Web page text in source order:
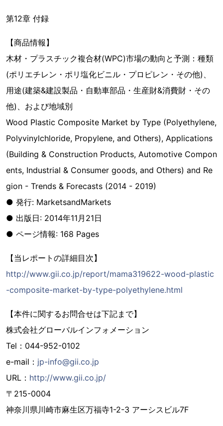
第12章 付録
【商品情報】
木材・プラスチック複合材(WPC)市場の動向と予測：種類
(ポリエチレン・ポリ塩化ビニル・プロピレン・その他)、
用途(建築&建設製品・自動車部品・生産財&消費財・その
他)、および地域別
Wood Plastic Composite Market by Type (Polyethylene,
Polyvinylchloride, Propylene, and Others), Applications
(Building & Construction Products, Automotive Compon
ents, Industrial & Consumer goods, and Others) and Re
gion - Trends & Forecasts (2014 - 2019)
● 発行: MarketsandMarkets
● 出版日: 2014年11月21日
● ページ情報: 168 Pages
【当レポートの詳細目次】
http://www.gii.co.jp/report/mama319622-wood-plastic
-composite-market-by-type-polyethylene.html
【本件に関するお問合せは下記まで】
株式会社グローバルインフォメーション
Tel：044-952-0102
e-mail： jp-info@gii.co.jp
URL： http://www.gii.co.jp/
〒215-0004
神奈川県川崎市麻生区万福寺1-2-3 アーシスビル7F